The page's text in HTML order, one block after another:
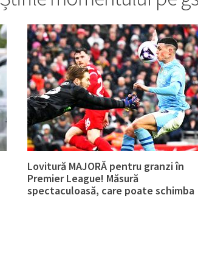
Lovitură MAJORĂ pentru granzi în
Premier League! Măsură
spectaculoasă, care poate schimba